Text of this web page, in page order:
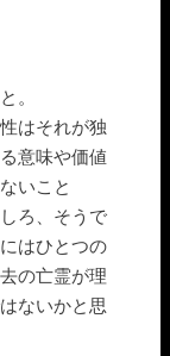
。
はそれが独
意味や価値
いこと
ろ、そうで
はひとつの
の亡霊が理
ないかと思